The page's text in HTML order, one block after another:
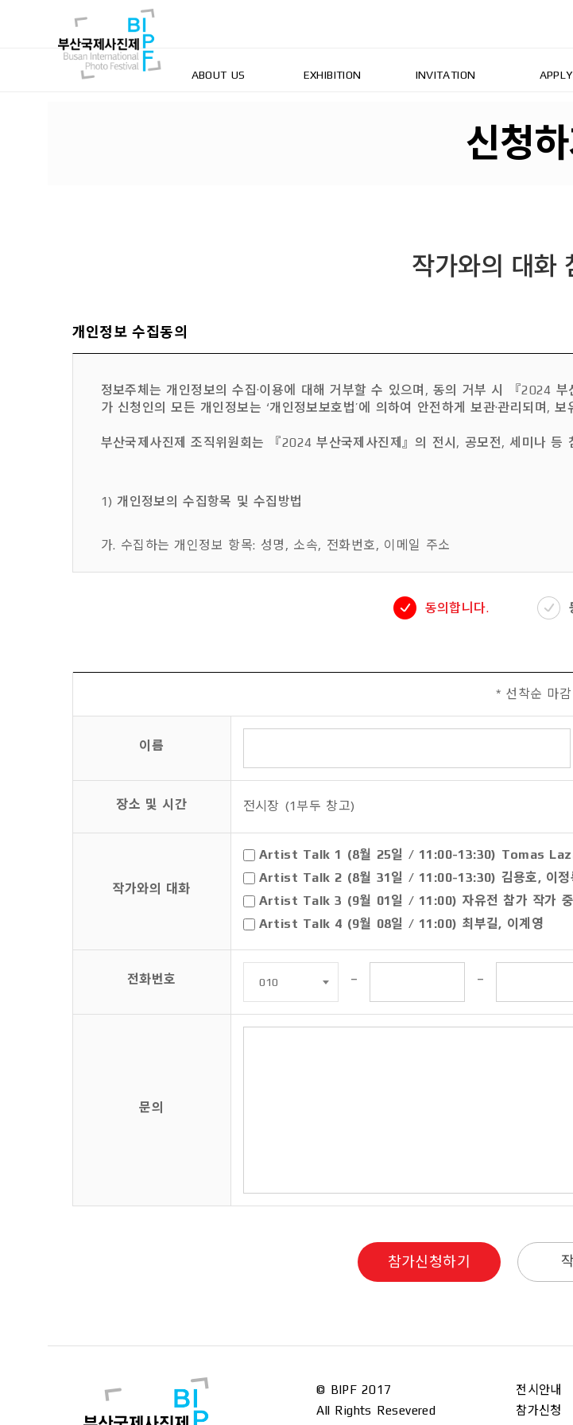
ABOUT US EXHIBITION INVITATION
신청하
작가와의 대화
개인정보 수집동의
정보주체는 개인정보의 수집·이용에 대해 거부할 수 있으며, 동의 거부 시 『2024
가 신청인의 모든 개인정보는 ‘개인정보보호법’에 의하여 안전하게 보관·관리되며,
부산국제사진제 조직위원회는 『2024 부산국제사진제』의 전시, 공모전, 세미나 등
1) 개인정보의 수집항목 및 수집방법
가. 수집하는 개인정보 항목: 성명, 소속, 전화번호, 이메일 주소
나. 개인정보 수집방법: 인터넷 및 방문 접수
- 시상, 경품지급 등의 참가자 관리
나. 보유 및 이용 기간: 참가신청 접수일 부터 행사 종료일까지
3) 서비스 이용과정이나 사업 처리 과정에서 자동으로 수집될 수 있는 항목: 서비스
동의합니다.
* 선착순 마감
이름
장소 및 시간 전시장 (1부두 창고)
작가와의 대화
Artist Talk 1 (8월 25일 / 11:00-13:30) Tomas
Artist Talk 2 (8월 31일 / 11:00-13:30) 김용호, 이정
Artist Talk 3 (9월 01일 / 11:00) 자유전 참가 작가 중
Artist Talk 4 (9월 08일 / 11:00) 최부길, 이계영
전화번호 - -
문의
참가신청하기
© BIPF 2017
All Rights Resevered
전시안내
참가신청